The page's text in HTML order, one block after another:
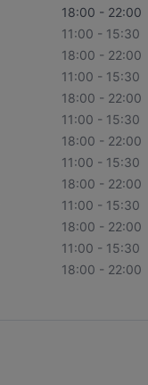
18:00 - 22:00
11:00 - 15:30
18:00 - 22:00
11:00 - 15:30
18:00 - 22:00
11:00 - 15:30
18:00 - 22:00
11:00 - 15:30
18:00 - 22:00
11:00 - 15:30
18:00 - 22:00
11:00 - 15:30
18:00 - 22:00